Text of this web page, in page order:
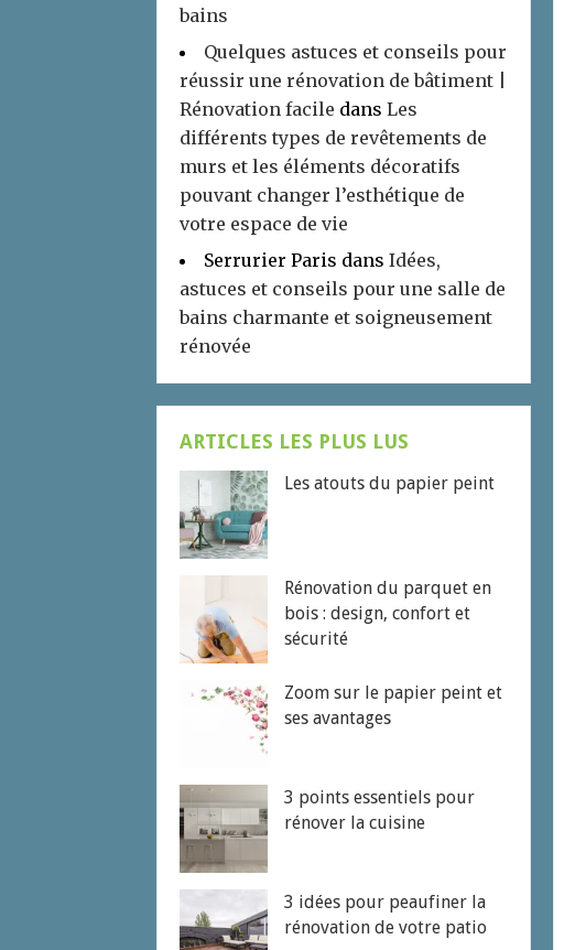
bains
Quelques astuces et conseils pour
réussir une rénovation de bâtiment |
Rénovation facile dans Les
différents types de revêtements de
murs et les éléments décoratifs
pouvant changer l’esthétique de
votre espace de vie
Serrurier Paris dans Idées,
astuces et conseils pour une salle de
bains charmante et soigneusement
rénovée
ARTICLES LES PLUS LUS
Les atouts du papier peint
Rénovation du parquet en
bois : design, confort et
sécurité
Zoom sur le papier peint et
ses avantages
3 points essentiels pour
rénover la cuisine
3 idées pour peaufiner la
rénovation de votre patio